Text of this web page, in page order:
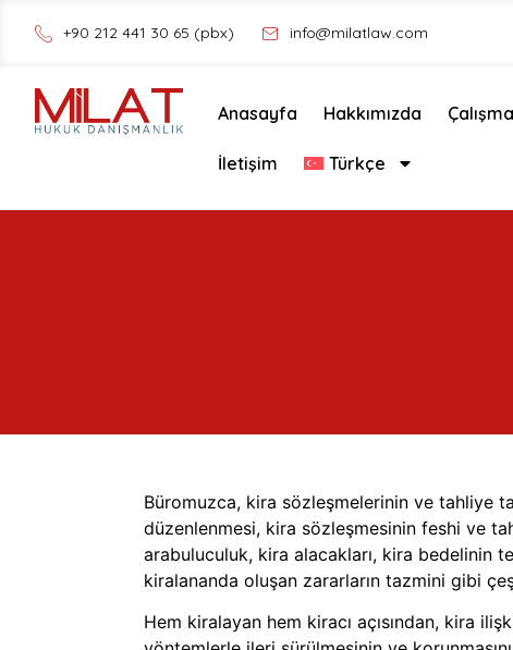
+90 212 441 30 65 (pbx) info@milatlaw.com
Anasayfa Hakkımızda
İletişim Türkçe
Büromuzca, kira sözleşmelerinin ve tahliye
düzenlenmesi, kira sözleşmesinin feshi ve
arabuluculuk, kira alacakları, kira bedelinin
kiralananda oluşan zararların tazmini gibi
Hem kiralayan hem kiracı açısından, kira